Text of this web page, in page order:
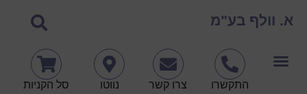
א. וולף בע"מ
התקשרו צרו קשר נווטו סל הקניות